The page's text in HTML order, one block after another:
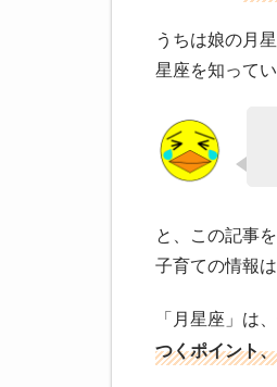
うちは娘の月
星座を知って
と、この記事
子育ての情報
「月星座」は
つくポイント